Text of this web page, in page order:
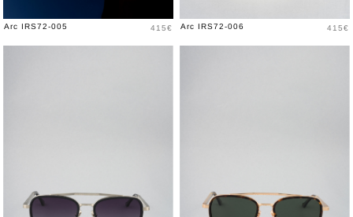
Arc IRS72-005 Price
415€ Arc IRS72-006 Price
415€